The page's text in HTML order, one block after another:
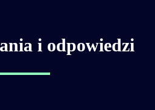
i odpowiedzi